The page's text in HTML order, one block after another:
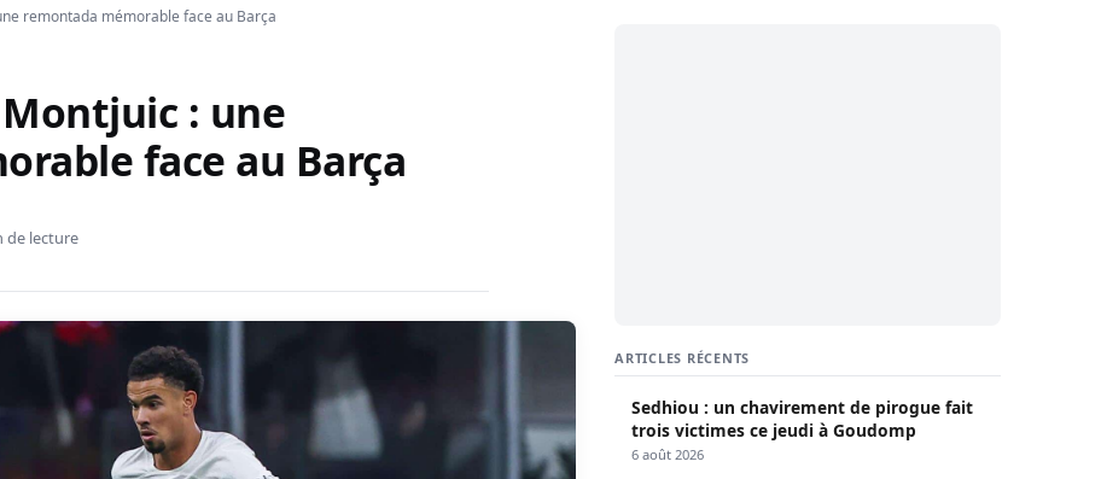
remontada mémorable face au Barça
Montjuic : une
face au Barça
de lecture
ARTICLES RÉCENTS
Sedhiou : un chavirement de pirogue fait
trois victimes ce jeudi à Goudomp
6 août 2026